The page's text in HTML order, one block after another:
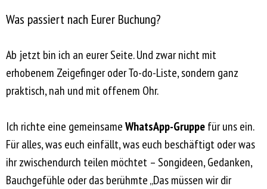
Was passiert nach Eurer Buchung?
Ab jetzt bin ich an eurer Seite. Und zwar nicht mit
erhobenem Zeigefinger oder To-do-Liste, sondern ganz
praktisch, nah und mit offenem Ohr.
Ich richte eine gemeinsameWhatsApp-Gruppefür uns ein.
Für alles, was euch einfällt, was euch beschäftigt oder was
ihr zwischendurch teilen möchtet – Songideen, Gedanken,
Bauchgefühle oder das berühmte „Das müssen wir dir